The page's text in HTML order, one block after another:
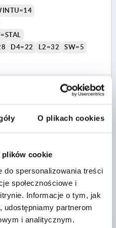
O plikach cookies
plików cookie
spersonalizowania treści
społecznościowe i
Informacje o tym, jak
partnerom
i analitycznym.
D4=22 L2=32 SW=5
SZCZEGÓŁY
RO.1 D=M06X11,